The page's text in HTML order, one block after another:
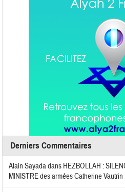
Derniers Commentaires
Alain Sayadadans HEZBOLLAH :
MINISTRE des armées Catherine